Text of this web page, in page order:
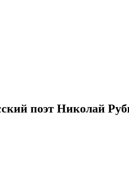
поэт Николай